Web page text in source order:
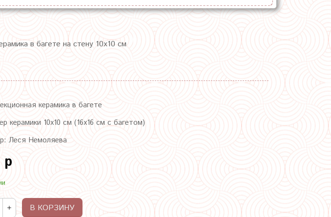
в багете на стену 10х10 см
керамика в багете
керамики 10х10 см (16х16 см с багетом)
Леся Немоляева
р
В КОРЗИНУ